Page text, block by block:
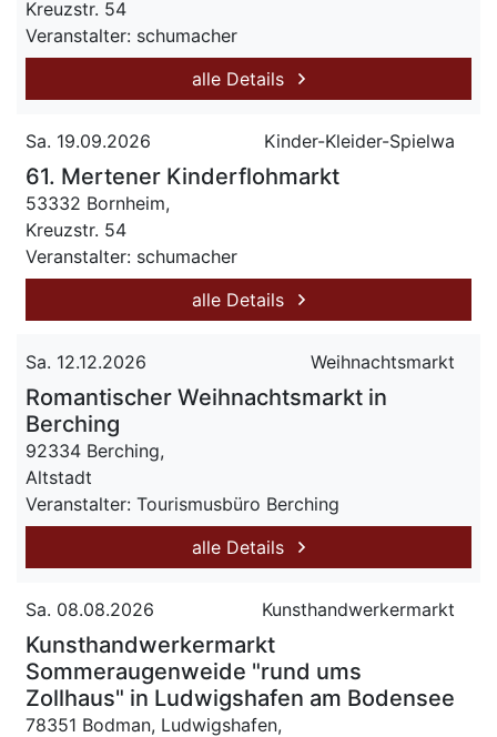
Kreuzstr. 54
Veranstalter: schumacher
alle Details
Sa. 19.09.2026 Kinder-Kleider-Spielwa
61. Mertener Kinderflohmarkt
53332 Bornheim,
Kreuzstr. 54
Veranstalter: schumacher
alle Details
Sa. 12.12.2026 Weihnachtsmarkt
Romantischer Weihnachtsmarkt in
Berching
92334 Berching,
Altstadt
Veranstalter: Tourismusbüro Berching
alle Details
Sa. 08.08.2026 Kunsthandwerkermarkt
Kunsthandwerkermarkt
Sommeraugenweide "rund ums
Zollhaus" in Ludwigshafen am Bodensee
78351 Bodman, Ludwigshafen,